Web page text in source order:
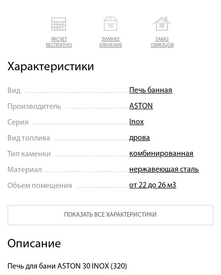
РАСЧЕТ
БЕСПЛАТНО
ЗИМНЕЕ
ХРАНЕНИЕ
ЗАКАЗ
ОБРАЗЦОВ
Характеристики
Вид Печь банная
Производитель ASTON
Серия Inox
Вид топлива дрова
Тип каменки комбинированная
Материал нержавеющая сталь
Объем помещения от 22 до 26 м3
ПОКАЗАТЬ ВСЕ ХАРАКТЕРИСТИКИ
Описание
Печь для бани ASTON 30 INOX (320)